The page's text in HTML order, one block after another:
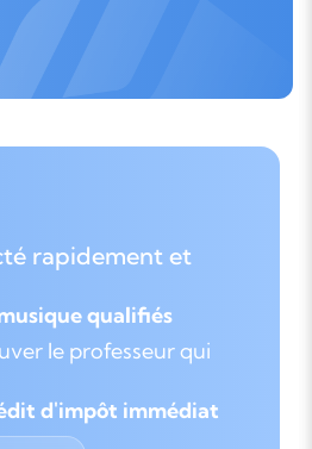
rapidement et
qualifiés
le professeur qui
d'impôt immédiat